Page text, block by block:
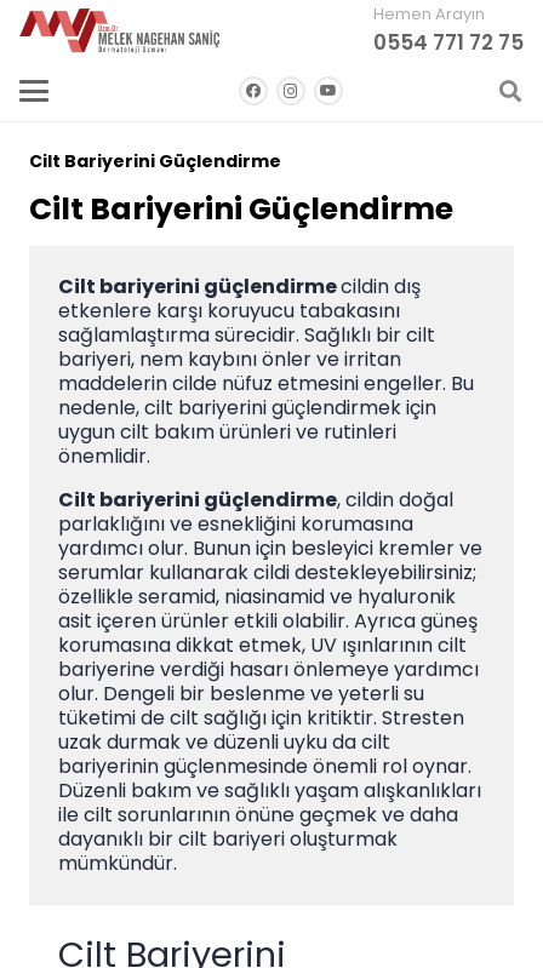
Hemen Arayın
0554 771 72 75
Cilt Bariyerini Güçlendirme
Cilt Bariyerini Güçlendirme
Cilt bariyerini güçlendirmecildin dış
etkenlere karşı koruyucu tabakasını
sağlamlaştırma sürecidir. Sağlıklı bir cilt
bariyeri, nem kaybını önler ve irritan
maddelerin cilde nüfuz etmesini engeller. Bu
nedenle, cilt bariyerini güçlendirmek için
uygun cilt bakım ürünleri ve rutinleri
önemlidir.
Cilt bariyerini güçlendirme, cildin doğal
parlaklığını ve esnekliğini korumasına
yardımcı olur. Bunun için besleyici kremler ve
serumlar kullanarak cildi destekleyebilirsiniz;
özellikle seramid, niasinamid ve hyaluronik
asit içeren ürünler etkili olabilir. Ayrıca güneş
korumasına dikkat etmek, UV ışınlarının cilt
bariyerine verdiği hasarı önlemeye yardımcı
olur. Dengeli bir beslenme ve yeterli su
tüketimi de cilt sağlığı için kritiktir. Stresten
uzak durmak ve düzenli uyku da cilt
bariyerinin güçlenmesinde önemli rol oynar.
Düzenli bakım ve sağlıklı yaşam alışkanlıkları
ile cilt sorunlarının önüne geçmek ve daha
dayanıklı bir cilt bariyeri oluşturmak
mümkündür.
Cilt Bariyerini